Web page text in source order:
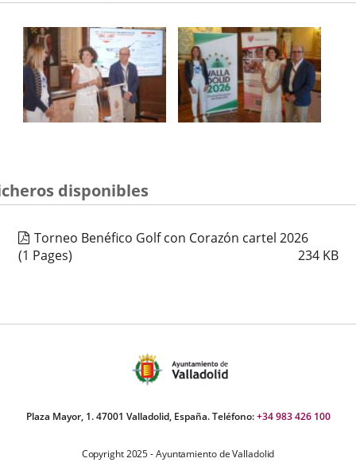
disponibles
Torneo Benéfico Golf con Corazón cartel 2026
234 KB
(1 Pages)
Plaza Mayor, 1. 47001 Valladolid, España. Teléfono:+34 983 426 100
Copyright 2025 - Ayuntamiento de Valladolid